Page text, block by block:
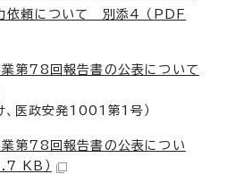
依頼について 別添4 （PDF
第78回報告書の公表について
医政安発1001第1号）
第78回報告書の公表につい
KB）